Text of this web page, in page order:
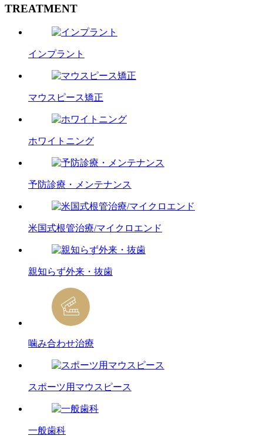
TREATMENT
インプラント
マウスピース矯正
ホワイトニング
予防診療・メンテナンス
米国式根管治療/マイクロエンド
親知らず外来・抜歯
噛み合わせ治療
スポーツ用マウスピース
一般歯科